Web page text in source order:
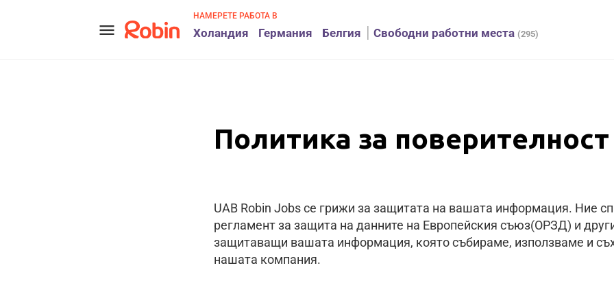
menu
НАМЕРЕТЕ РАБОТА В
Холандия Германия Белгия Cвободни работни места (295)
Политика за поверителност
UAB Robin Jobs се грижи за защитата на вашата информация. Ние
регламент за защита на данните на Европейския съюз(ОРЗД) и
защитаващи вашата информация, която събираме, използваме и
нашата компания.